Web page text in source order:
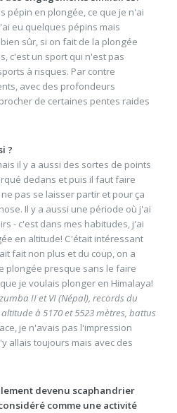
pépin en plongée, ce que je n'ai
eu quelques pépins mais
sûr, si on fait de la plongée
c'est un sport qui n'est pas
à risques. Par contre
avec des profondeurs
de certaines pentes raides
?
il y a aussi des sortes de points
dedans et puis il faut faire
pas se laisser partir et pour ça
Il y a aussi une période où j'ai
- c'est dans mes habitudes, j'ai
en altitude! C'était intéressant
fait non plus et du coup, on a
plongée presque sans le faire
je voulais plonger en Himalaya!
II et VI (Népal), records du
à 5170 et 5523 mètres, battus
je n'avais pas l'impression
allais toujours mais avec des
devenu scaphandrier
comme une activité